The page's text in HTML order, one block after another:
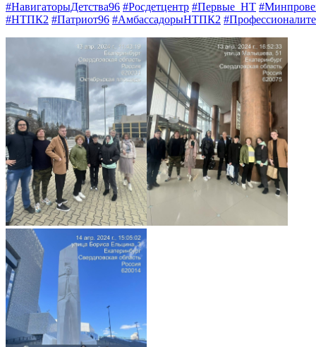
#НавигаторыДетства96 #Росдетцентр #Первые_НТ
#НТПК2 #Патриот96 #АмбассадорыНТПК2